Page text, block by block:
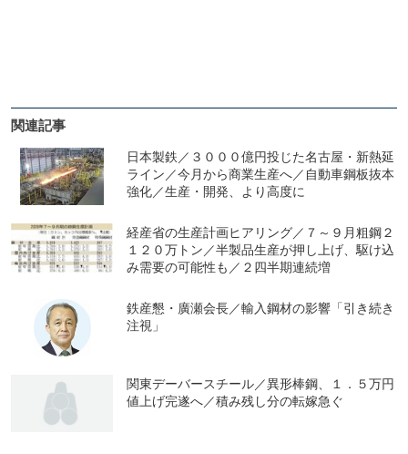
関連記事
日本製鉄／３０００億円投じた名古屋・新熱延
ライン／今月から商業生産へ／自動車鋼板抜本
強化／生産・開発、より高度に
経産省の生産計画ヒアリング／７～９月粗鋼２
１２０万トン／半製品生産が押し上げ、駆け込
み需要の可能性も／２四半期連続増
鉄産懇・廣瀬会長／輸入鋼材の影響「引き続き
注視」
関東デーバースチール／異形棒鋼、１．５万円
値上げ完遂へ／積み残し分の転嫁急ぐ